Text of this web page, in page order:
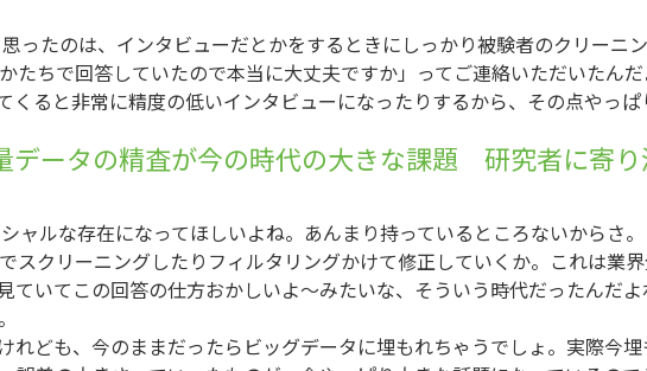
ったのは、インタビューだとかをするときにしっかり被験者のクリーニ
たちで回答していたので本当に大丈夫ですか」ってご連絡いただいたん
くると非常に精度の低いインタビューになったりするから、その点やっ
データの精査が今の時代の大きな課題 研究者に寄り
ルな存在になってほしいよね。あんまり持っているところないからさ。
スクリーニングしたりフィルタリングかけて修正していくか。これは業
ていてこの回答の仕方おかしいよ～みたいな、そういう時代だったんだ
れども、今のままだったらビッグデータに埋もれちゃうでしょ。実際今